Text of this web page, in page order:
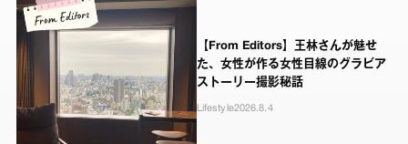
【From Editors】王林さんが魅せ
た、女性が作る女性目線のグラビア
ストーリー撮影秘話
Lifestyle2026.8.4